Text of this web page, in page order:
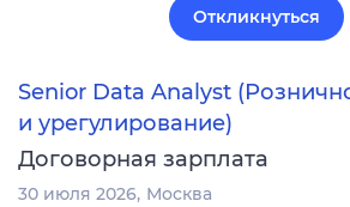
Откликнуться
Senior Data Analyst
и урегулирование)
Договорная зарплата
30 июля 2026 Москва